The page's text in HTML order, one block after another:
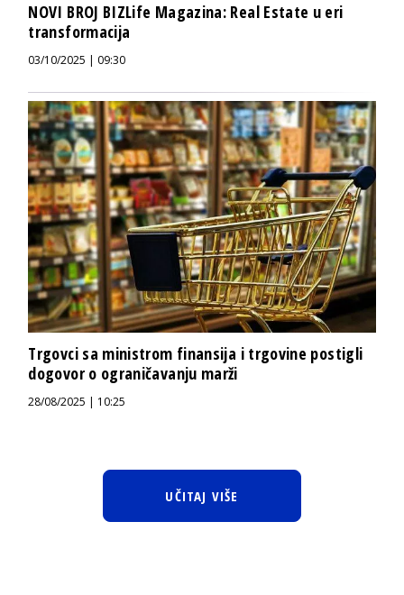
NOVI BROJ BIZLife Magazina: Real Estate u eri
transformacija
03/10/2025 | 09:30
Trgovci sa ministrom finansija i trgovine postigli
dogovor o ograničavanju marži
28/08/2025 | 10:25
UČITAJ VIŠE